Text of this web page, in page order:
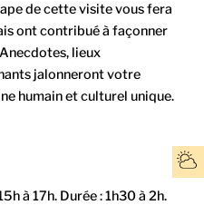
de cette visite vous fera
ont contribué à façonner
lieux
jalonneront votre
humain et culturel unique.
à 17h. Durée : 1h30 à 2h.